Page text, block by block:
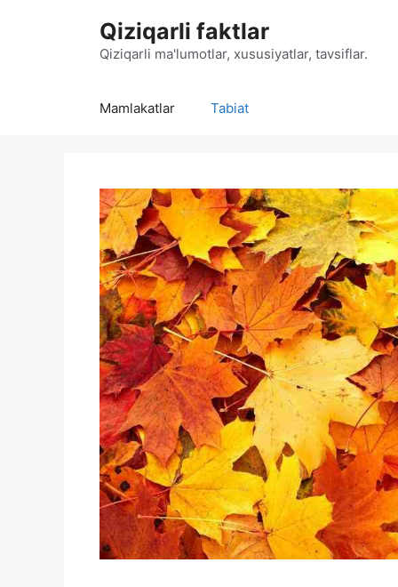
Qiziqarli faktlar
Qiziqarli ma'lumotlar, xususiyatlar, tavsiflar.
Mamlakatlar Tabiat